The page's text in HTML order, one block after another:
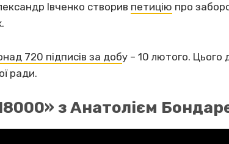
Івченко створив петицію про
720 підписів за добу – 10 лютого. Цього
ради.
з Анатолієм